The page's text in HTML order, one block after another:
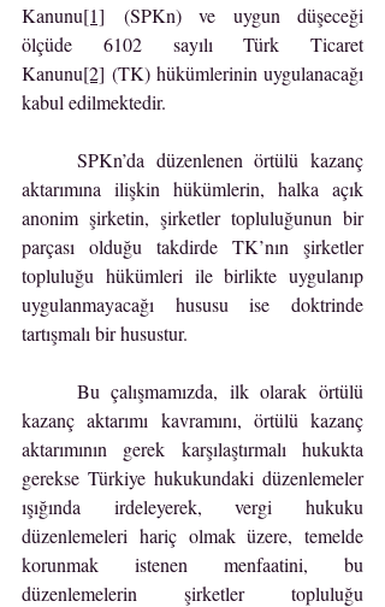
Kanunu[1] (SPKn) ve uygun düşeceği
ölçüde 6102 sayılı Türk Ticaret
Kanunu[2] (TK) hükümlerinin uygulanacağı
kabul edilmektedir.
aktarımına ilişkin hükümlerin, halka açık
anonim şirketin, şirketler topluluğunun bir
parçası olduğu takdirde TK’nın şirketler
topluluğu hükümleri ile birlikte uygulanıp
uygulanmayacağı hususu ise doktrinde
tartışmalı bir husustur.
kazanç aktarımı kavramını, örtülü kazanç
aktarımının gerek karşılaştırmalı hukukta
gerekse Türkiye hukukundaki düzenlemeler
ışığında irdeleyerek, vergi hukuku
düzenlemeleri hariç olmak üzere, temelde
korunmak istenen menfaatini, bu
düzenlemelerin şirketler topluluğu